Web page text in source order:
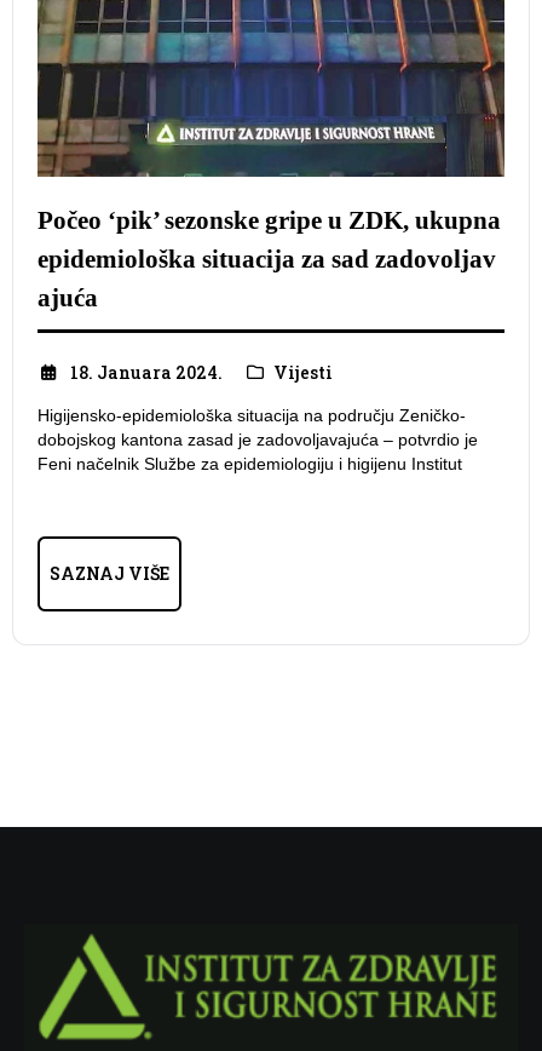
Počeo ‘pik’ sezonske gripe u ZDK, ukupna
epidemiološka situacija za sad zadovoljav
ajuća
18. Januara 2024. Vijesti
Higijensko-epidemiološka situacija na području Zeničko-
dobojskog kantona zasad je zadovoljavajuća – potvrdio je
Feni načelnik Službe za epidemiologiju i higijenu Institut
SAZNAJ VIŠE